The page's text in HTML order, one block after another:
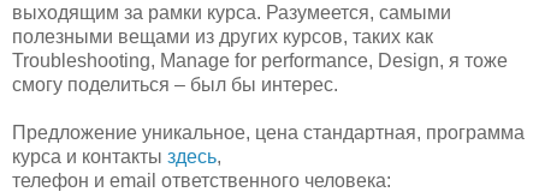
выходящим за рамки курса. Разумеется, самыми
полезными вещами из других курсов, таких как
Troubleshooting, Manage for performance, Design, я тоже
смогу поделиться – был бы интерес.
Предложение уникальное, цена стандартная, программа
курса и контакты здесь,
телефон и email ответственного человека: